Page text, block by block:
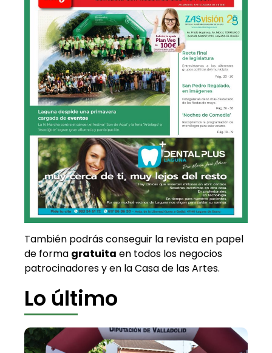
También podrás conseguir la revista en papel
de forma gratuita en todos los negocios
patrocinadores y en la Casa de las Artes.
Lo último